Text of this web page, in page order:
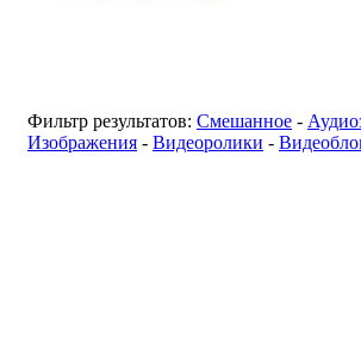
Фильтр результатов: Смешанное -
Изображения - Видеоролики -